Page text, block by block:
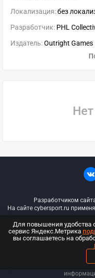
Локализация:без
Разработчик: PHL
Издатель:Outright Games
Разработчиком
На сайте cybersport.ru
© ООО
ООО «Киберспорт.ру».
Для повышения удобства
сервис Яндекс.Метрика
вы соглашаетесь на